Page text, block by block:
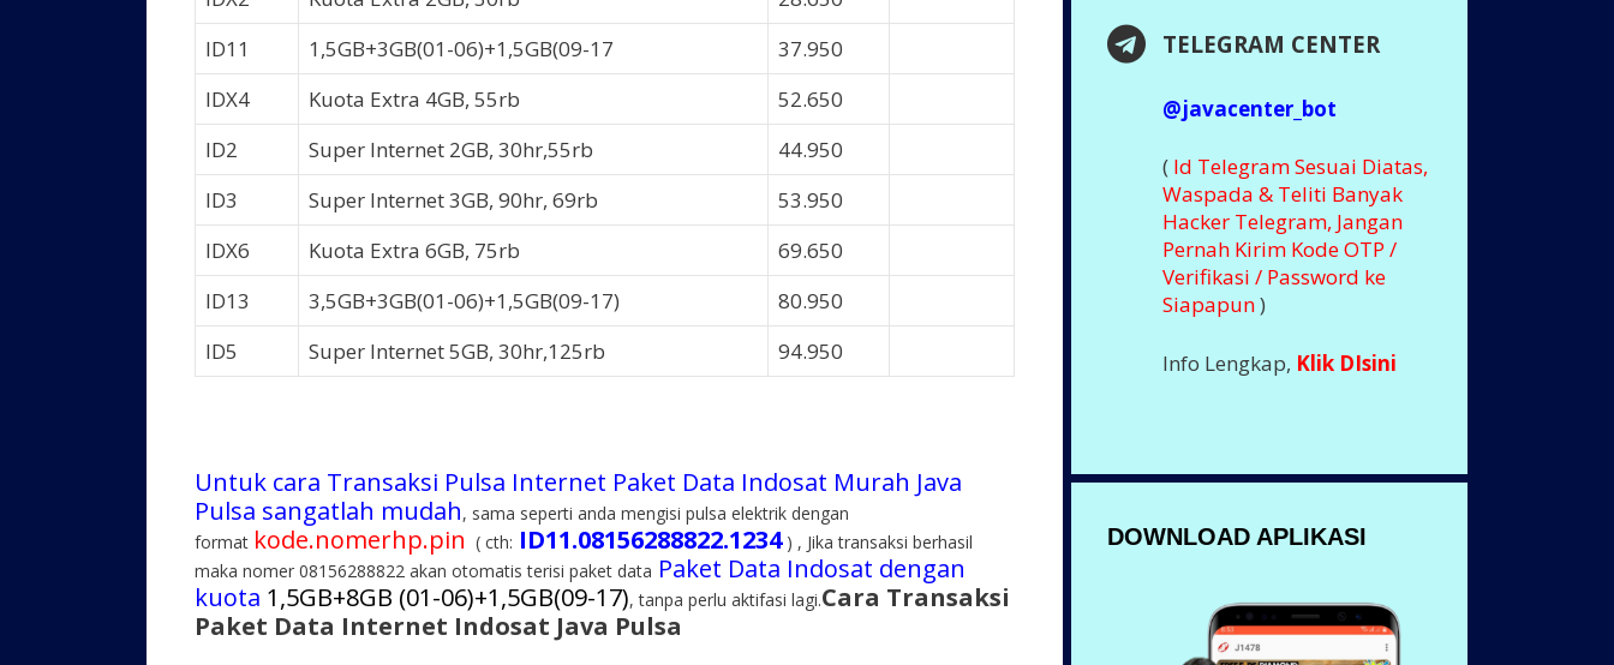
ID11
1,5GB+3GB(01-06)+1,5GB(09-17 37.950
IDX4
Kuota Extra 4GB, 55rb 52.650
ID2
Super Internet 2GB, 30hr,55rb 44.950
ID3
Super Internet 3GB, 90hr, 69rb 53.950
IDX6
Kuota Extra 6GB, 75rb 69.650
ID13
3,5GB+3GB(01-06)+1,5GB(09-17) 80.950
ID5
Super Internet 5GB, 30hr,125rb 94.950
Untuk cara Transaksi Pulsa Internet Paket Data Indosat Murah Java
Pulsa sangatlah mudah, sama seperti anda mengisi pulsa elektrik dengan
format kode.nomerhp.pin ( cth: ID11.08156288822.1234) , Jika transaksi berhasil
maka nomer 08156288822 akan otomatis terisi paket data Paket Data Indosat dengan
kuota 1,5GB+8GB (01-06)+1,5GB(09-17), tanpa perlu aktifasi lagi.Cara Transaksi
Paket Data Internet Indosat Java Pulsa
TELEGRAM CENTER
@javacenter_bot
( Id Telegram Sesuai Diatas,
Waspada & Teliti Banyak
Hacker Telegram, Jangan
Pernah Kirim Kode OTP /
Verifikasi / Password ke
Siapapun)
Info Lengkap, Klik DIsini
DOWNLOAD APLIKASI